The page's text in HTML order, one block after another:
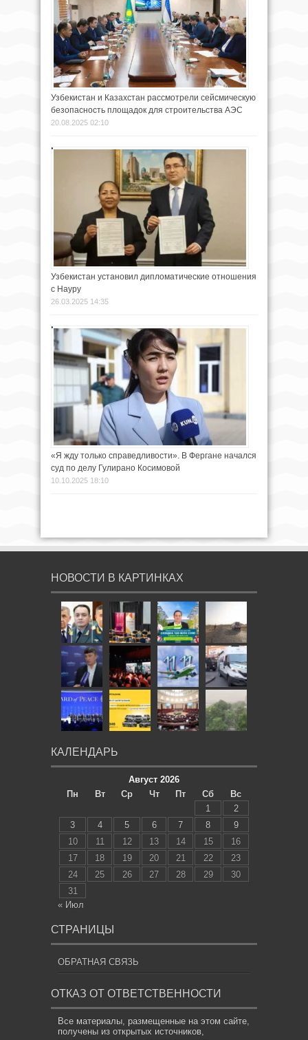
Узбекистан и Казахстан рассмотрели сейсмическую
безопасность площадок для строительства АЭС
20.08.2025 02:10
Узбекистан установил дипломатические отношения
с Науру
26.03.2025 14:35
«Я жду только справедливости». В Фергане начался
суд по делу Гулирано Косимовой
10.10.2025 18:10
НОВОСТИ В КАРТИНКАХ
КАЛЕНДАРЬ
Август 2026
Пн
Вт Ср Чт Пт Сб
Вс
1
2
3
4 5 6 7 8
9
10
11 12 13 14 15
16
17
18 19 20 21 22
23
24
25 26 27 28 29
30
31
« Июл
СТРАНИЦЫ
ОБРАТНАЯ СВЯЗЬ
ОТКАЗ ОТ ОТВЕТСТВЕННОСТИ
Все материалы, размещенные на этом сайте,
получены из открытых источников,